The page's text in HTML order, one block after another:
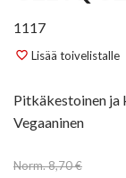
1117
favorite_border Lisää toivelistalle
Pitkäkestoinen ja
Vegaaninen
Norm. 8,70 €